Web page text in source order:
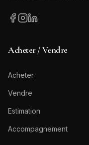
Acheter / Vendre
Acheter
Vendre
Estimation
Accompagnement